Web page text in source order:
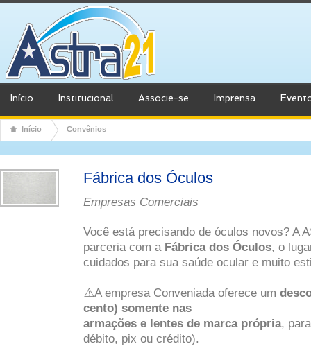
Início Institucional Associe-se Imprensa
Início Convênios
Fábrica dos Óculos
Empresas Comerciais
Você está precisando de óculos novos? A
parceria com a Fábrica dos Óculos, o
cuidados para sua saúde ocular e muito
⚠️A empresa Conveniada oferece um
cento) somente nas
armações e lentes de marca própria,
débito, pix ou crédito).